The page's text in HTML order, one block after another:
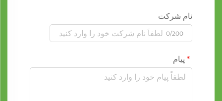
نام شرکت
0/200
پیام